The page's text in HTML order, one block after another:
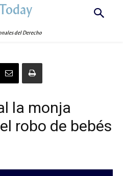
del Derecho
la monja
robo de bebés